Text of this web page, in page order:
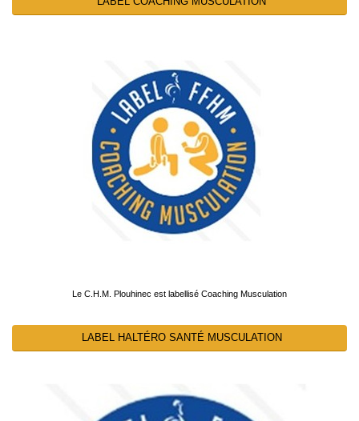
Le C.H.M. Plouhinec est labellisé Coaching Musculation
LABEL HALTÉRO SANTÉ MUSCULATION